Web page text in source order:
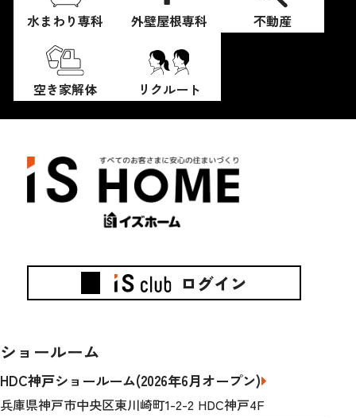
水まわり専科 外壁屋根専科 不動産
空き家解体 リクルート
ログイン
ショールーム
HDC神戸ショールーム(2026年6月オープン)
兵庫県神戸市中央区東川崎町1-2-2 HDC神戸4F